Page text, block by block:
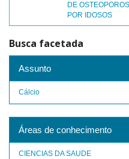
DE
POR IDOSOS
Busca facetada
Assunto
Cálcio
Áreas de conhecimento
CIENCIAS DA SAUDE